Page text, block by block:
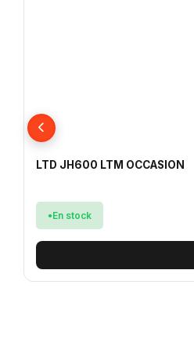
LTD JH600 LTM OCCASION
En stock